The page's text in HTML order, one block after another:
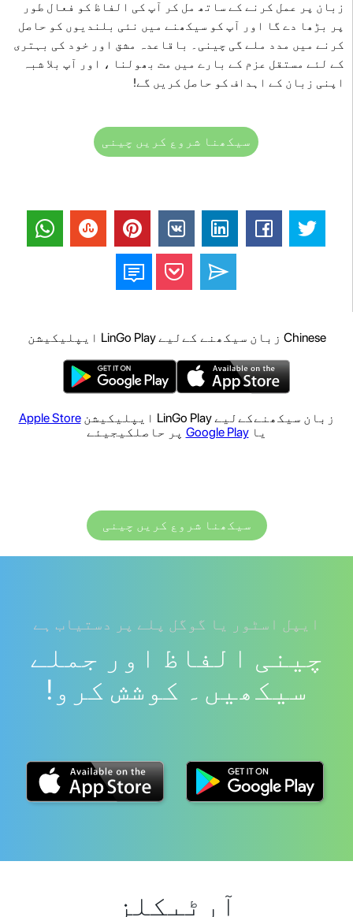
زبان پر عمل کرنے کے ساتھ مل کر آپ کی الفاظ کو فعال طور
پر بڑھا دے گا اور آپ کو سیکھنے میں نئی ​​بلندیوں کو حاصل
کرنے میں مدد ملے گی چینی۔ باقاعدہ مشق اور خود کی بہتری
کے لئے مستقل عزم کے بارے میں مت بھولنا ، اور آپ بلا شبہ
اپنی زبان کے اہداف کو حاصل کریں گے!
سیکھنا شروع کریں چینی
Chinese زبان سیکھنے کےلیے LinGo Play ایپلیکیشن
زبان سیکھنےکےلیے LinGo Play ایپلیکیشن
Apple Store
یاGoogle Play پر حاصلکیجیئے
سیکھنا شروع کریں چینی
ایپل اسٹور یا گوگل پلے پر دستیاب ہے
چینی الفاظ اور جملے
سیکھیں۔ کوشش کرو!
آرٹیکلز